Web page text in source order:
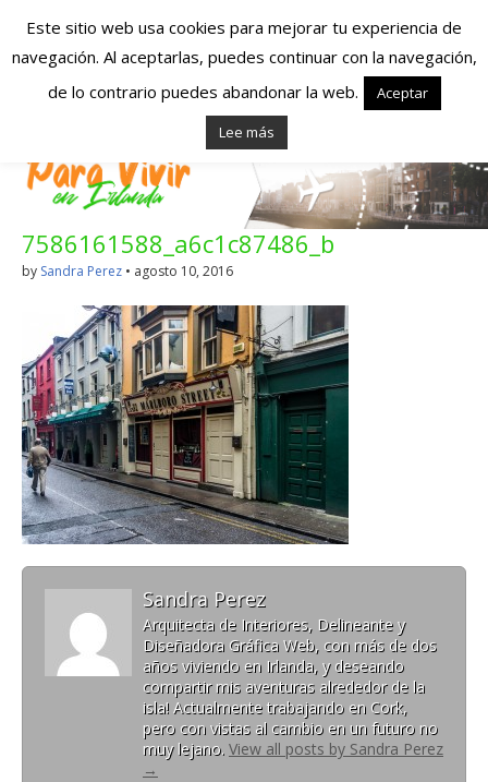
Españoles en
Irlanda – Vivir en
Irlanda – Trabajo
en Irlanda –
Alojamiento en
Irlanda
Blog dedicado a los que viven, estudian y trabajan en
Irlanda!
7586161588_a6c1c87486_b
by Sandra Perez • agosto 10, 2016
Sandra Perez
Arquitecta de Interiores, Delineante y
Diseñadora Gráfica Web, con más de dos
años viviendo en Irlanda, y deseando
compartir mis aventuras alrededor de la
isla! Actualmente trabajando en Cork,
pero con vistas al cambio en un futuro no
muy lejano. View all posts by Sandra Perez
→
Este sitio web usa cookies para mejorar tu experiencia de
navegación. Al aceptarlas, puedes continuar con la navegación,
de lo contrario puedes abandonar la web.
Aceptar
Lee más